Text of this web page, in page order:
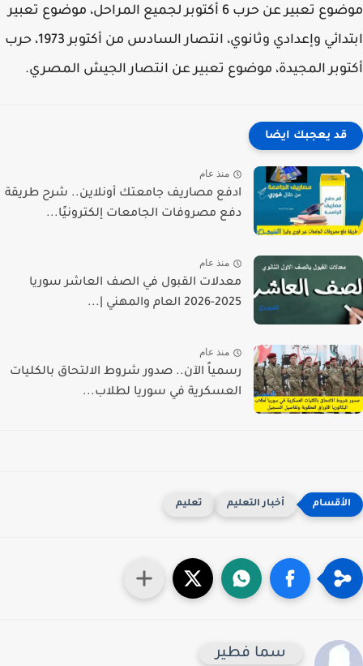
موضوع تعبير عن حرب 6 أكتوبر لجميع المراحل، موضوع تعبير
ابتدائي وإعدادي وثانوي، انتصار السادس من أكتوبر 1973، حرب
المجيدة، موضوع تعبير عن انتصار الجيش المصري.
قد يعجبك ايضا
منذ عام
ادفع مصاريف جامعتك أونلاين.. شرح طريقة
دفع مصروفات الجامعات إلكترونيًا...
منذ عام
معدلات القبول في الصف العاشر سوريا
2025-2026 العام والمهني |...
منذ عام
رسمياً الآن.. صدور شروط الالتحاق بالكليات
العسكرية في سوريا لطلاب...
أخبار التعليم تعليم
سما فطير